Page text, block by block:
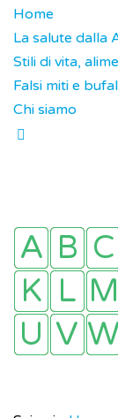
Home
La salute dalla
Stili di vita,
Falsi miti e
Chi siamo